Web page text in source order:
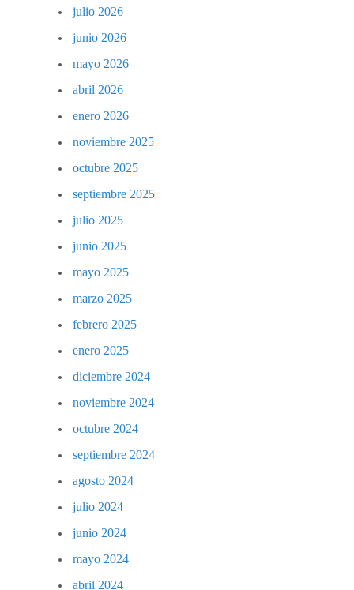
julio 2026
junio 2026
mayo 2026
abril 2026
enero 2026
noviembre 2025
octubre 2025
septiembre 2025
julio 2025
junio 2025
mayo 2025
marzo 2025
febrero 2025
enero 2025
diciembre 2024
noviembre 2024
octubre 2024
septiembre 2024
agosto 2024
julio 2024
junio 2024
mayo 2024
abril 2024